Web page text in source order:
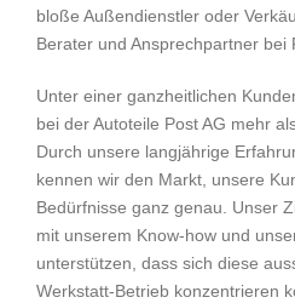
bloße Außendienstler oder
Berater und Ansprechpartner bei
Unter einer ganzheitlichen
bei der Autoteile Post AG mehr
Durch unsere langjährige
kennen wir den Markt, unsere
Bedürfnisse ganz genau. Unser
mit unserem Know-how und
unterstützen, dass sich diese
Werkstatt-Betrieb konzentrieren